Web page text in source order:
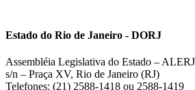
Estado do Rio de Janeiro - DORJ
Assembléia Legislativa do Estado –
s/n – Praça XV, Rio de Janeiro (RJ)
Telefones: (21) 2588-1418 ou 2588-1419